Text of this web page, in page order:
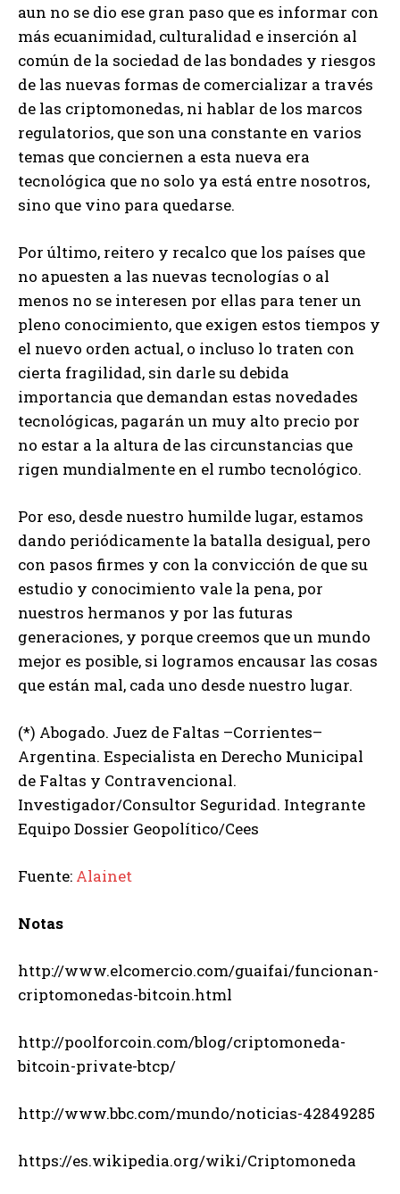
aun no se dio ese gran paso que es informar con
más ecuanimidad, culturalidad e inserción al
común de la sociedad de las bondades y riesgos
de las nuevas formas de comercializar a través
de las criptomonedas, ni hablar de los marcos
regulatorios, que son una constante en varios
temas que conciernen a esta nueva era
tecnológica que no solo ya está entre nosotros,
sino que vino para quedarse.
Por último, reitero y recalco que los países que
no apuesten a las nuevas tecnologías o al
menos no se interesen por ellas para tener un
pleno conocimiento, que exigen estos tiempos y
el nuevo orden actual, o incluso lo traten con
cierta fragilidad, sin darle su debida
importancia que demandan estas novedades
tecnológicas, pagarán un muy alto precio por
no estar a la altura de las circunstancias que
rigen mundialmente en el rumbo tecnológico.
Por eso, desde nuestro humilde lugar, estamos
dando periódicamente la batalla desigual, pero
con pasos firmes y con la convicción de que su
estudio y conocimiento vale la pena, por
nuestros hermanos y por las futuras
generaciones, y porque creemos que un mundo
mejor es posible, si logramos encausar las cosas
que están mal, cada uno desde nuestro lugar.
(*) Abogado. Juez de Faltas –Corrientes–
Argentina. Especialista en Derecho Municipal
de Faltas y Contravencional.
Investigador/Consultor Seguridad. Integrante
Equipo Dossier Geopolítico/Cees
Fuente: Alainet
Notas
http://www.elcomercio.com/guaifai/funcionan-
criptomonedas-bitcoin.html
http://poolforcoin.com/blog/criptomoneda-
bitcoin-private-btcp/
http://www.bbc.com/mundo/noticias-42849285
https://es.wikipedia.org/wiki/Criptomoneda